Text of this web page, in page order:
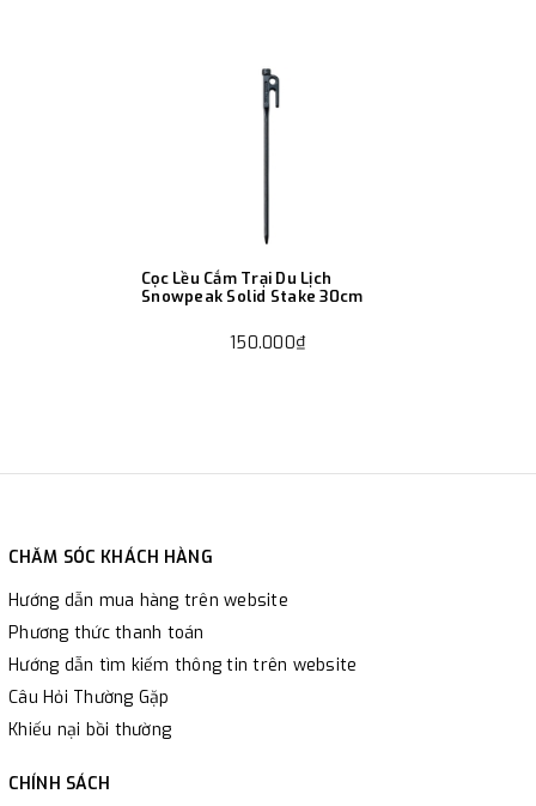
Cọc Lều Cắm Trại Du Lịch
Snowpeak Solid Stake 30cm
150.000₫
CHĂM SÓC KHÁCH HÀNG
Hướng dẫn mua hàng trên website
Phương thức thanh toán
Hướng dẫn tìm kiếm thông tin trên website
Câu Hỏi Thường Gặp
Khiếu nại bồi thường
CHÍNH SÁCH